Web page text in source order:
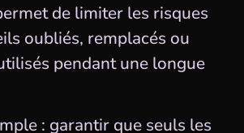
de limiter les risques
oubliés, remplacés ou
pendant une longue
: garantir que seuls les